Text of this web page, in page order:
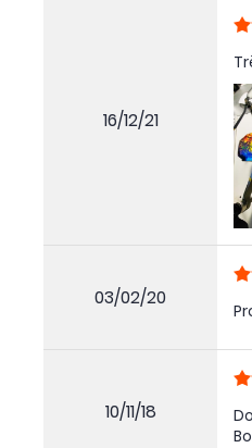
16/12/21
03/02/20
10/11/18